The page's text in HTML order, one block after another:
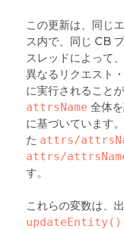
この更新は、同じ
ス内で、同じ CB
スレッドによって
異なるリクエスト
に実行されること
attrsName 全体
に基づいています
た attrs/
attrs/
す。
これらの変数は、
updateEntity()